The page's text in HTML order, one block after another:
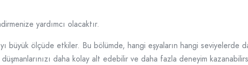
yardımcı olacaktır.
büyük ölçüde etkiler. Bu bölümde, hangi eşyaların hangi seviyelerde
daha kolay alt edebilir ve daha fazla deneyim